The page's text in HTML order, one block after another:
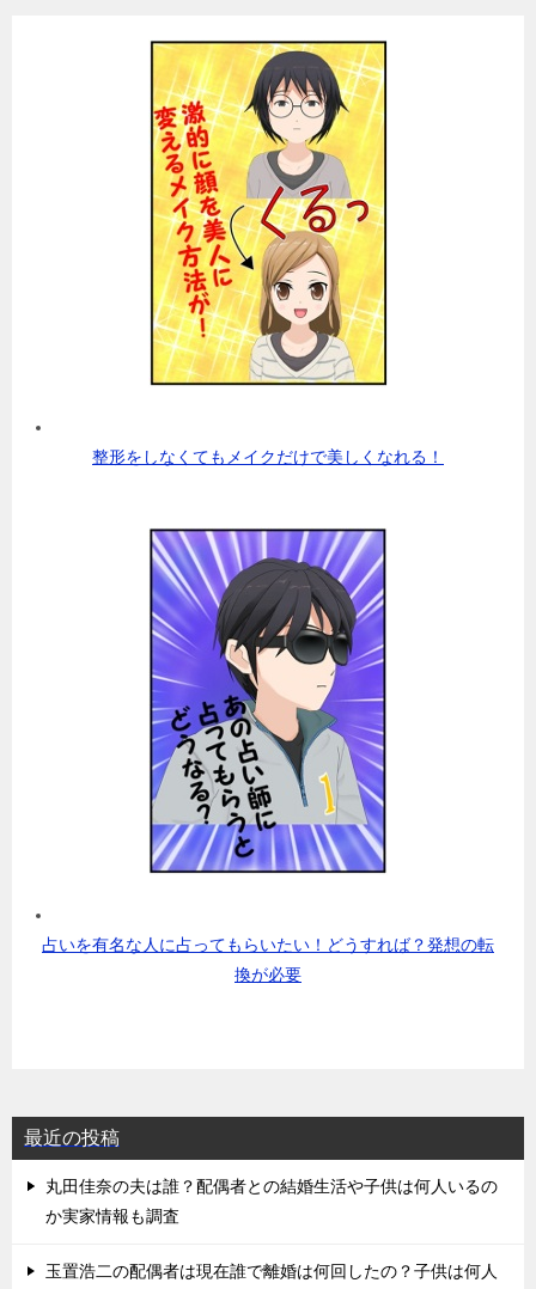
整形をしなくてもメイクだけで美しくなれる！
占いを有名な人に占ってもらいたい！どうすれば？発想の転
換が必要
最近の投稿
丸田佳奈の夫は誰？配偶者との結婚生活や子供は何人いるの
か実家情報も調査
玉置浩二の配偶者は現在誰で離婚は何回したの？子供は何人